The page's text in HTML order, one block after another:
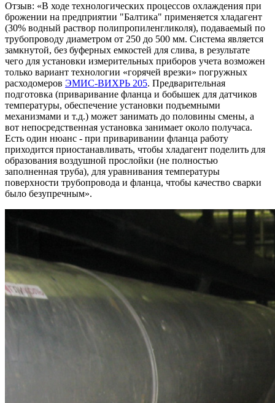
Отзыв: «В ходе технологических процессов охлаждения при
брожении на предприятии "Балтика" применяется хладагент
(30% водный раствор полипропиленгликоля), подаваемый по
трубопроводу диаметром от 250 до 500 мм. Система является
замкнутой, без буферных емкостей для слива, в результате
чего для установки измерительных приборов учета возможен
только вариант технологии «горячей врезки» погружных
расходомеров ЭМИС-ВИХРЬ 205. Предварительная
подготовка (приваривание фланца и бобышек для датчиков
температуры, обеспечение установки подъемными
механизмами и т.д.) может занимать до половины смены, а
вот непосредственная установка занимает около получаса.
Есть один нюанс - при приваривании фланца работу
приходится приостанавливать, чтобы хладагент поделить для
образования воздушной прослойки (не полностью
заполненная труба), для уравнивания температуры
поверхности трубопровода и фланца, чтобы качество сварки
было безупречным».